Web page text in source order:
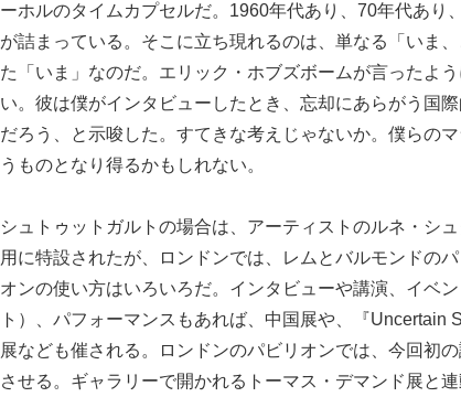
ーホルのタイムカプセルだ。1960年代あり、70年代あり
が詰まっている。そこに立ち現れるのは、単なる「いま
た「いま」なのだ。エリック・ホブズボームが言ったよ
い。彼は僕がインタビューしたとき、忘却にあらがう国
だろう、と示唆した。すてきな考えじゃないか。僕らの
うものとなり得るかもしれない。
シュトゥットガルトの場合は、アーティストのルネ・シ
用に特設されたが、ロンドンでは、レムとバルモンドの
オンの使い方はいろいろだ。インタビューや講演、イベ
ト）、パフォーマンスもあれば、中国展や、『Uncertain
展なども催される。ロンドンのパビリオンでは、今回初
させる。ギャラリーで開かれるトーマス・デマンド展と